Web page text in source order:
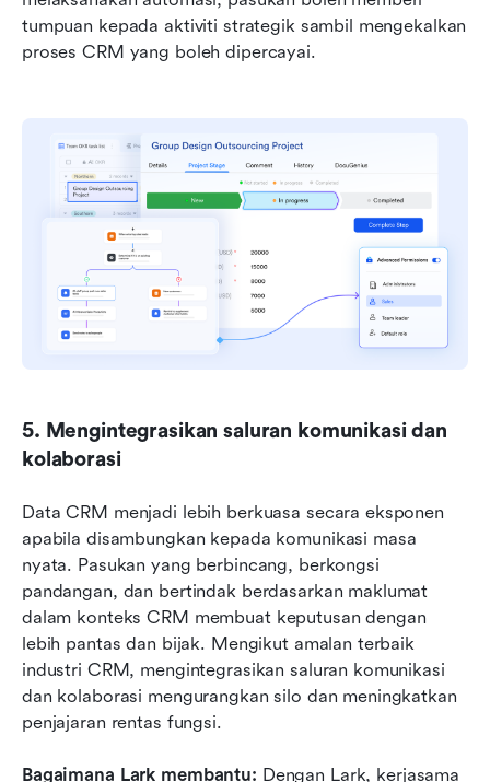
tumpuan kepada aktiviti strategik sambil mengekalkan
proses CRM yang boleh dipercayai.
5. Mengintegrasikan saluran komunikasi dan
kolaborasi
Data CRM menjadi lebih berkuasa secara eksponen
apabila disambungkan kepada komunikasi masa
nyata. Pasukan yang berbincang, berkongsi
pandangan, dan bertindak berdasarkan maklumat
dalam konteks CRM membuat keputusan dengan
lebih pantas dan bijak. Mengikut amalan terbaik
industri CRM, mengintegrasikan saluran komunikasi
dan kolaborasi mengurangkan silo dan meningkatkan
penjajaran rentas fungsi.
Bagaimana Lark membantu: Dengan Lark, kerjasama